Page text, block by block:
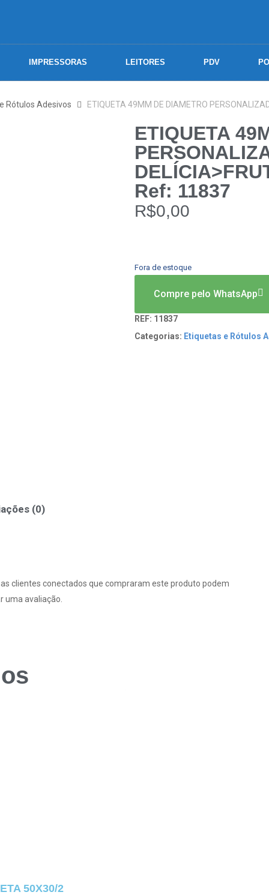
IMPRESSORAS LEITORES PDV
Rótulos Adesivos ETIQUETA 49MM DE DIAMETRO
ETIQUETA
Ref: 11837
R$0,00
Fora de estoque
Compre pelo WhatsApp
REF: 11837
Categorias: Etiquetas e Rótulos
(0)
clientes conectados que compraram este produto podem
uma avaliação.
50X30/2